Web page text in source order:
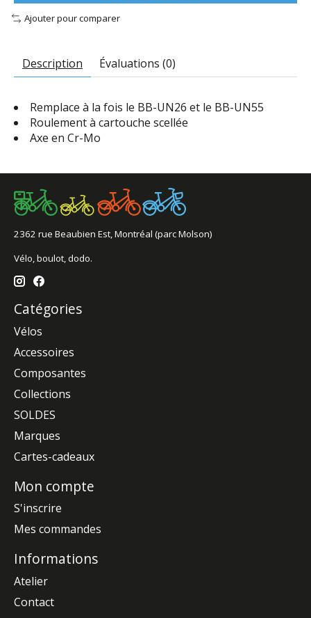
Ajouter pour comparer
Description Évaluations (0)
Remplace à la fois le BB-UN26 et le BB-UN55
Roulement à cartouche scellée
Axe en Cr-Mo
2362 rue Beaubien Est, Montréal (parc Molson)
Vélo, boulot, dodo.
Catégories
Vélos
Accessoires
Composantes
Collections
SOLDES
Marques
Cartes-cadeaux
Mon compte
S'inscrire
Mes commandes
Informations
Atelier
Contact